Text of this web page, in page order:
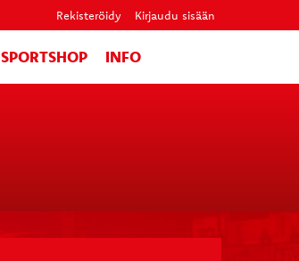
Rekisteröidy Kirjaudu sisään
SPORTSHOP INFO